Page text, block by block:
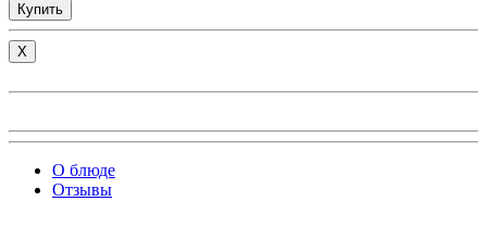
Купить
X
О блюде
Отзывы